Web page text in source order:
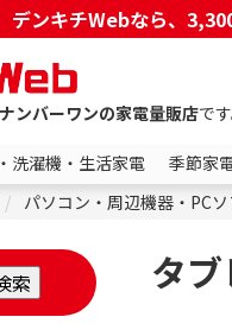
デンキチWebなら、
ンバーワンの家電量販店です
洗濯機・生活家電 季節家
パソコン・周辺機器・PCソ
タ